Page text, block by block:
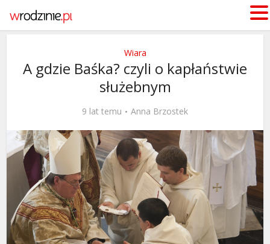
Wiara
A gdzie Baśka? czyli o kapłaństwie
służebnym
9 lat temu Anna Brzostek